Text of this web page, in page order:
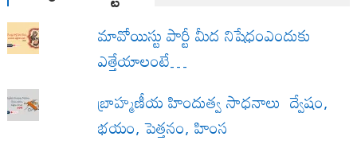
మావోయిస్టు పార్టీ మీద నిషేధంఎందుకు
ఎత్తేయాలంటే…
బ్రాహ్మణీయ హిందుత్వ సాధనాలు ద్వేషం,
భయం, పెత్తనం, హింస